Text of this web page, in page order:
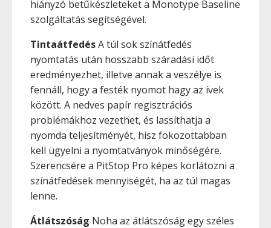
hiányzó betűkészleteket a Monotype Baseline
szolgáltatás segítségével.
TintaátfedésA túl sok színátfedés
nyomtatás után hosszabb száradási időt
eredményezhet, illetve annak a veszélye is
fennáll, hogy a festék nyomot hagy az ívek
között. A nedves papír regisztrációs
problémákhoz vezethet, és lassíthatja a
nyomda teljesítményét, hisz fokozottabban
kell ügyelni a nyomtatványok minőségére.
Szerencsére a PitStop Pro képes korlátozni a
színátfedések mennyiségét, ha az túl magas
lenne.
Átlátszóság Noha az átlátszóság egy széles